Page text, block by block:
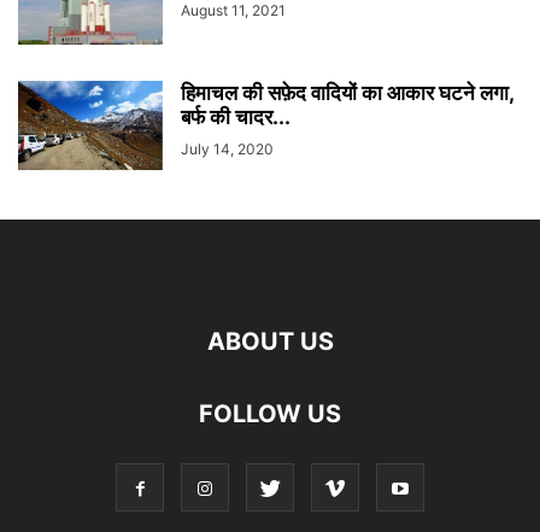
August 11, 2021
हिमाचल की सफ़ेद वादियों का आकार घटने लगा,
बर्फ की चादर...
July 14, 2020
ABOUT US
FOLLOW US